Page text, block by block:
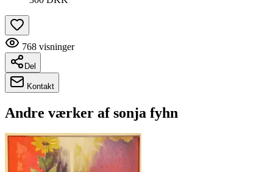
768 visninger
Del
Kontakt
Andre værker afsonja fyhn